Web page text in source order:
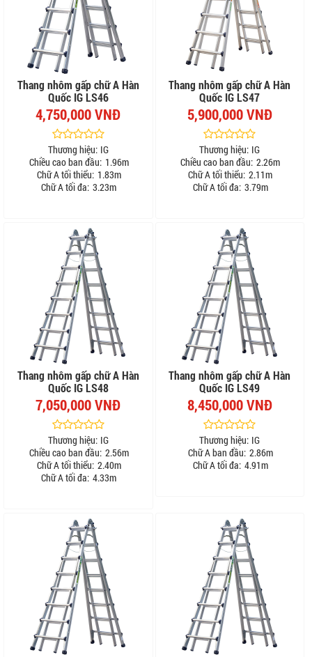
Thang nhôm gấp chữ A Hàn
Quốc IG LS46
4,750,000 VNĐ
Thương hiệu: IG
Chiều cao ban đầu: 1.96m
Chữ A tối thiểu: 1.83m
Chữ A tối đa: 3.23m
Thang nhôm gấp chữ A Hàn
Quốc IG LS47
5,900,000 VNĐ
Thương hiệu: IG
Chiều cao ban đầu: 2.26m
Chữ A tối thiểu: 2.11m
Chữ A tối đa: 3.79m
Thang nhôm gấp chữ A Hàn
Quốc IG LS48
7,050,000 VNĐ
Thương hiệu: IG
Chiều cao ban đầu: 2.56m
Chữ A tối thiểu: 2.40m
Chữ A tối đa: 4.33m
Thang nhôm gấp chữ A Hàn
Quốc IG LS49
8,450,000 VNĐ
Thương hiệu: IG
Chữ A ban đầu: 2.86m
Chữ A tối đa: 4.91m